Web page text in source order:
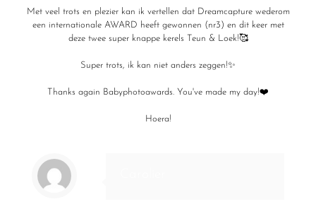
Met veel trots en plezier kan ik vertellen dat Dreamcapture wederom
een internationale AWARD heeft gewonnen (nr3) en dit keer met
deze twee super knappe kerels Teun & Loek!🥰
Super trots, ik kan niet anders zeggen!✨
Thanks again Babyphotoawards. You've made my day!❤️
Hoera!